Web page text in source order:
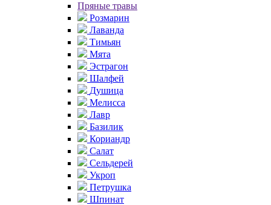
Пряные травы
Розмарин
Лаванда
Тимьян
Мята
Эстрагон
Шалфей
Душица
Мелисса
Лавр
Базилик
Кориандр
Салат
Сельдерей
Укроп
Петрушка
Шпинат